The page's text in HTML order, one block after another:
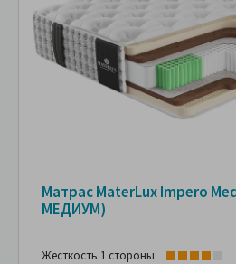
Матрас MaterLux Impero
МЕДИУМ)
Жесткость 1 стороны: